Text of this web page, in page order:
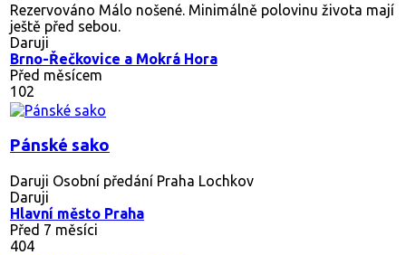
Rezervováno Málo nošené. Minimálně polovinu života mají
ještě před sebou.
Daruji
Brno-Řečkovice a Mokrá Hora
Před měsícem
102
Pánské sako
Daruji Osobní předání Praha Lochkov
Daruji
Hlavní město Praha
Před 7 měsíci
404